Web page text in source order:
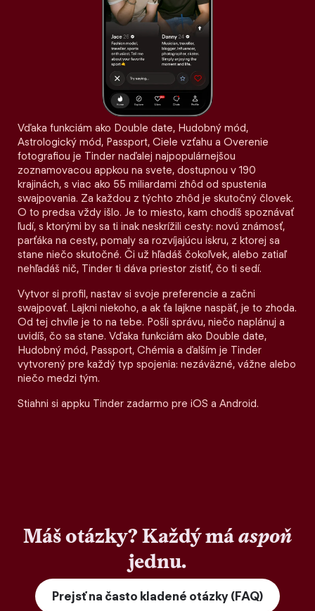
Vďaka funkciám ako Double date, Hudobný mód,
Astrologický mód, Passport, Ciele vzťahu a Overenie
fotografiou je Tinder naďalej najpopulárnejšou
zoznamovacou appkou na svete, dostupnou v 190
krajinách, s viac ako 55 miliardami zhôd od spustenia
swajpovania. Za každou z týchto zhôd je skutočný človek.
O to predsa vždy išlo. Je to miesto, kam chodíš spoznávať
ľudí, s ktorými by sa ti inak neskrížili cesty: novú známosť,
parťáka na cesty, pomaly sa rozvíjajúcu iskru, z ktorej sa
stane niečo skutočné. Či už hľadáš čokoľvek, alebo zatiaľ
nehľadáš nič, Tinder ti dáva priestor zistiť, čo ti sedí.
Vytvor si profil, nastav si svoje preferencie a začni
swajpovať. Lajkni niekoho, a ak ťa lajkne naspäť, je to zhoda.
Od tej chvíle je to na tebe. Pošli správu, niečo naplánuj a
uvidíš, čo sa stane. Vďaka funkciám ako Double date,
Hudobný mód, Passport, Chémia a ďalším je Tinder
vytvorený pre každý typ spojenia: nezáväzné, vážne alebo
niečo medzi tým.
Stiahni si appku Tinder zadarmo pre iOS a Android.
Máš otázky? Každý máaspoň
jednu.
Prejsť na často kladené otázky (FAQ)